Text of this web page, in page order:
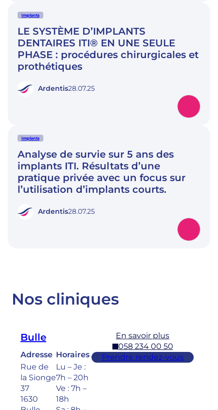
Implants
LE SYSTÈME D’IMPLANTS
DENTAIRES ITI® EN UNE SEULE
PHASE : procédures chirurgicales et
prothétiques
Ardentis28.07.25
Implants
Analyse de survie sur 5 ans des
implants ITI. Résultats d’une
pratique privée avec un focus sur
l’utilisation d’implants courts.
Ardentis28.07.25
Nos cliniques
Bulle
Adresse
Rue de
la Sionge
37
1630
Horaires
Lu – Je :
7h – 20h
Ve : 7h –
18h
En savoir plus
058 234 00 50
Prendre rendez-vous